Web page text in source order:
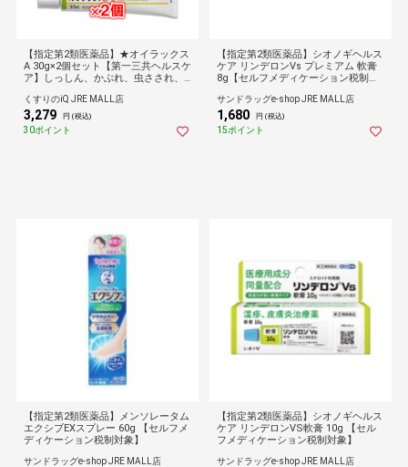
【指定第2類医薬品】★オイラックス
A 30g×2個セット【第一三共ヘルスケ
ア】しっしん、かぶれ、虫さされ、
くすりのiQ JRE MALL店
3,279 円 (税込)
30ポイント
【指定第2類医薬品】シオノギヘルス
ケア リンデロンVs プレミアム 軟膏
8g【セルフメディケーション税制対
サンドラッグe-shop JRE MALL店
1,680 円 (税込)
15ポイント
【指定第2類医薬品】メンソレータム
エクシブEXスプレー 60g 【セルフメ
ディケーション税制対象】
サンドラッグe-shop JRE MALL店
【指定第2類医薬品】シオノギヘルス
ケア リンデロンVS軟膏 10g 【セル
フメディケーション税制対象】
サンドラッグe-shop JRE MALL店